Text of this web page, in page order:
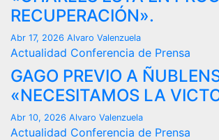
RECUPERACIÓN».
Abr 17, 2026 Alvaro Valenzuela
Actualidad Conferencia de Prensa
GAGO PREVIO A
«NECESITAMOS LA
Abr 10, 2026 Alvaro Valenzuela
Actualidad Conferencia de Prensa